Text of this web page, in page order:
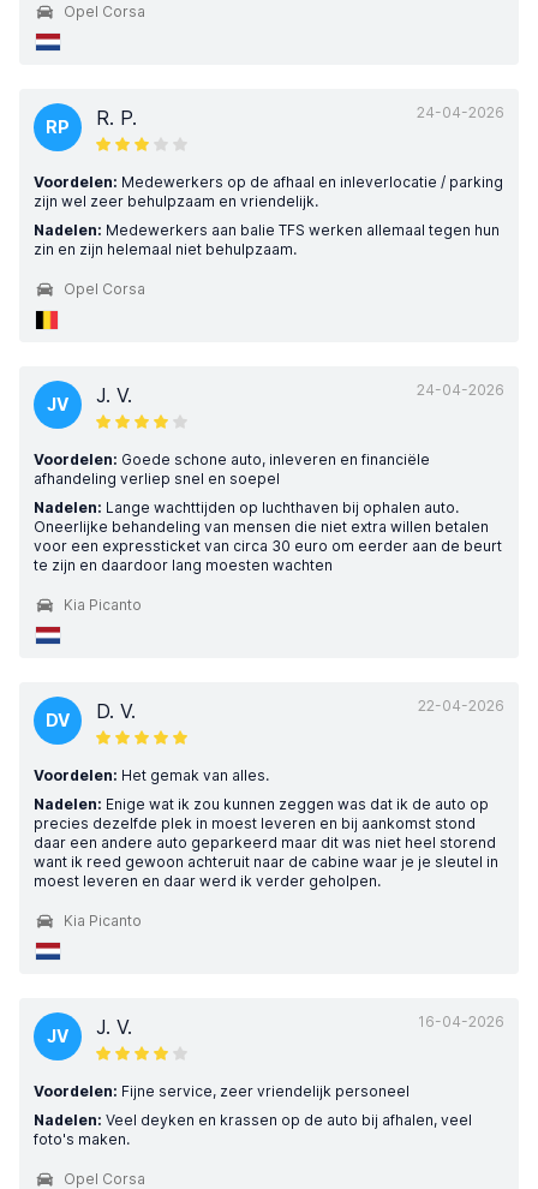
Opel Corsa
24-04-2026
RP R. P.
Voordelen: Medewerkers op de afhaal en inleverlocatie / parking
zijn wel zeer behulpzaam en vriendelijk.
Nadelen: Medewerkers aan balie TFS werken allemaal tegen hun
zin en zijn helemaal niet behulpzaam.
Opel Corsa
24-04-2026
JV J. V.
Voordelen: Goede schone auto, inleveren en financiële
afhandeling verliep snel en soepel
Nadelen: Lange wachttijden op luchthaven bij ophalen auto.
Oneerlijke behandeling van mensen die niet extra willen betalen
voor een expressticket van circa 30 euro om eerder aan de beurt
te zijn en daardoor lang moesten wachten
Kia Picanto
22-04-2026
DV D. V.
Voordelen: Het gemak van alles.
Nadelen: Enige wat ik zou kunnen zeggen was dat ik de auto op
precies dezelfde plek in moest leveren en bij aankomst stond
daar een andere auto geparkeerd maar dit was niet heel storend
want ik reed gewoon achteruit naar de cabine waar je je sleutel in
moest leveren en daar werd ik verder geholpen.
Kia Picanto
16-04-2026
JV J. V.
Voordelen: Fijne service, zeer vriendelijk personeel
Nadelen: Veel deyken en krassen op de auto bij afhalen, veel
foto's maken.
Opel Corsa